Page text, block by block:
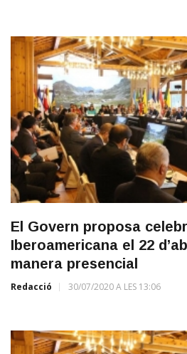
El Govern proposa
Iberoamericana el 22
manera presencial
Redacció 30/07/2020 A LES 13:06